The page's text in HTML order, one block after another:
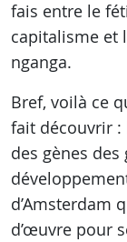
fais entre le
capitalisme et
nganga.
Bref, voilà ce
fait découvrir :
des gènes
d’Amsterdam
d’œuvre pour